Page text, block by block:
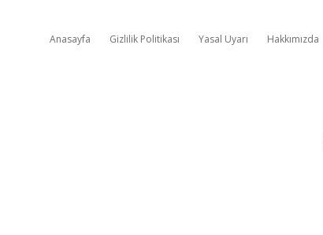
Anasayfa Gizlilik Politikası Yasal Uyarı Hakkımızda